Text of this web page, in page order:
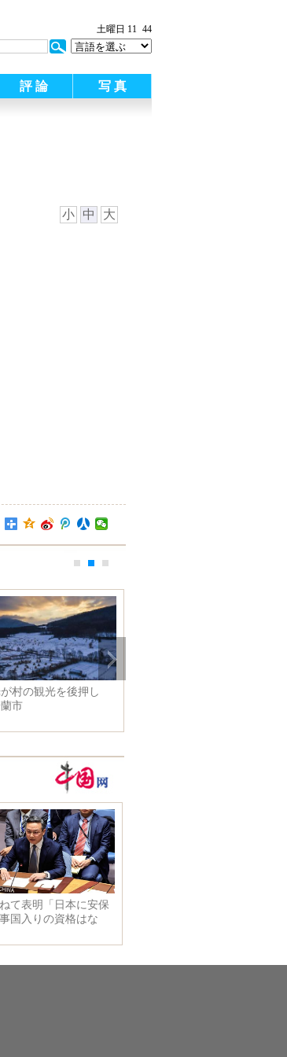
土曜日 11 44
評 論 写 真
小 中 大
村の観光を後押し
市